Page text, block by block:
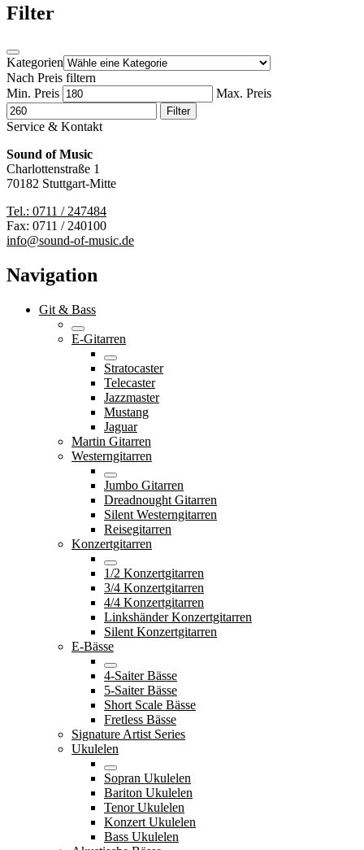
Filter
Kategorien
Nach Preis filtern
Min. Preis
Max. Preis
Filter
Service & Kontakt
Sound of Music
Charlottenstraße 1
70182 Stuttgart-Mitte
Tel.: 0711 / 247484
Fax: 0711 / 240100
info@sound-of-music.de
Navigation
Git & Bass
E-Gitarren
Stratocaster
Telecaster
Jazzmaster
Mustang
Jaguar
Martin Gitarren
Westerngitarren
Jumbo Gitarren
Dreadnought Gitarren
Silent Westerngitarren
Reisegitarren
Konzertgitarren
1/2 Konzertgitarren
3/4 Konzertgitarren
4/4 Konzertgitarren
Linkshänder Konzertgitarren
Silent Konzertgitarren
E-Bässe
4-Saiter Bässe
5-Saiter Bässe
Short Scale Bässe
Fretless Bässe
Signature Artist Series
Ukulelen
Sopran Ukulelen
Bariton Ukulelen
Tenor Ukulelen
Konzert Ukulelen
Bass Ukulelen